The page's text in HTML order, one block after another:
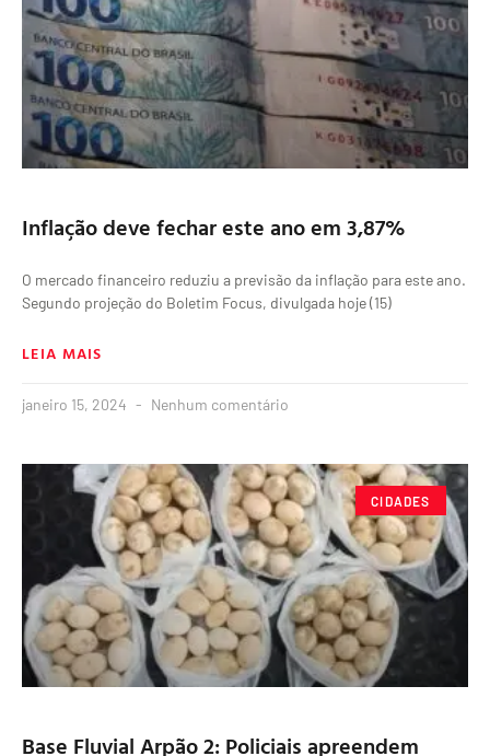
Inflação deve fechar este ano em 3,87%
O mercado financeiro reduziu a previsão da inflação para este ano.
Segundo projeção do Boletim Focus, divulgada hoje (15)
LEIA MAIS
janeiro 15, 2024 Nenhum comentário
CIDADES
Base Fluvial Arpão 2: Policiais apreendem